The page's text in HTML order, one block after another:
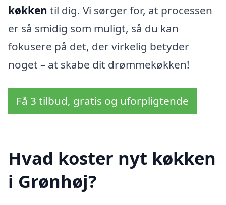
køkken til dig. Vi sørger for, at processen
er så smidig som muligt, så du kan
fokusere på det, der virkelig betyder
noget – at skabe dit drømmekøkken!
Få 3 tilbud, gratis og uforpligtende
Hvad koster nyt køkken
i Grønhøj?